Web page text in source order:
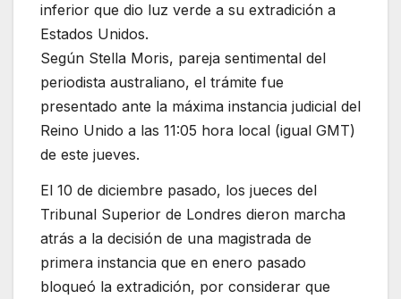
inferior que dio luz verde a su extradición a
Estados Unidos.
Según Stella Moris, pareja sentimental del
periodista australiano, el trámite fue
presentado ante la máxima instancia judicial del
Reino Unido a las 11:05 hora local (igual GMT)
de este jueves.
El 10 de diciembre pasado, los jueces del
Tribunal Superior de Londres dieron marcha
atrás a la decisión de una magistrada de
primera instancia que en enero pasado
bloqueó la extradición, por considerar que